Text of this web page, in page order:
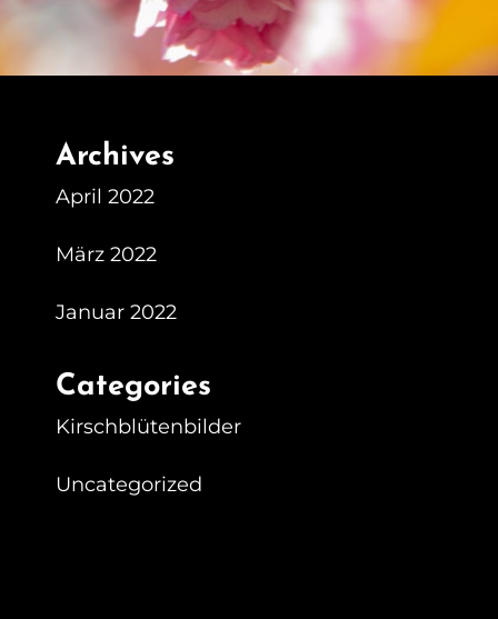
Archives
April 2022
März 2022
Januar 2022
Categories
Kirschblütenbilder
Uncategorized